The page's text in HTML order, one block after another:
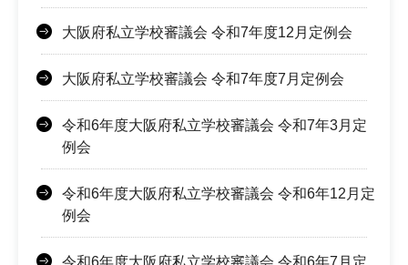
大阪府私立学校審議会 令和7年度12月定例会
大阪府私立学校審議会 令和7年度7月定例会
令和6年度大阪府私立学校審議会 令和7年3月定
例会
令和6年度大阪府私立学校審議会 令和6年12月定
例会